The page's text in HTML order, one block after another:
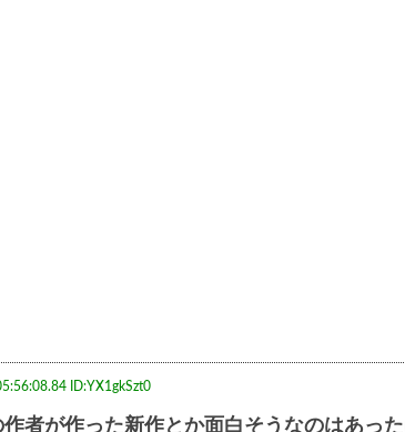
ID:YX1gkSzt0
者が作った新作とか面白そうなのはあっ